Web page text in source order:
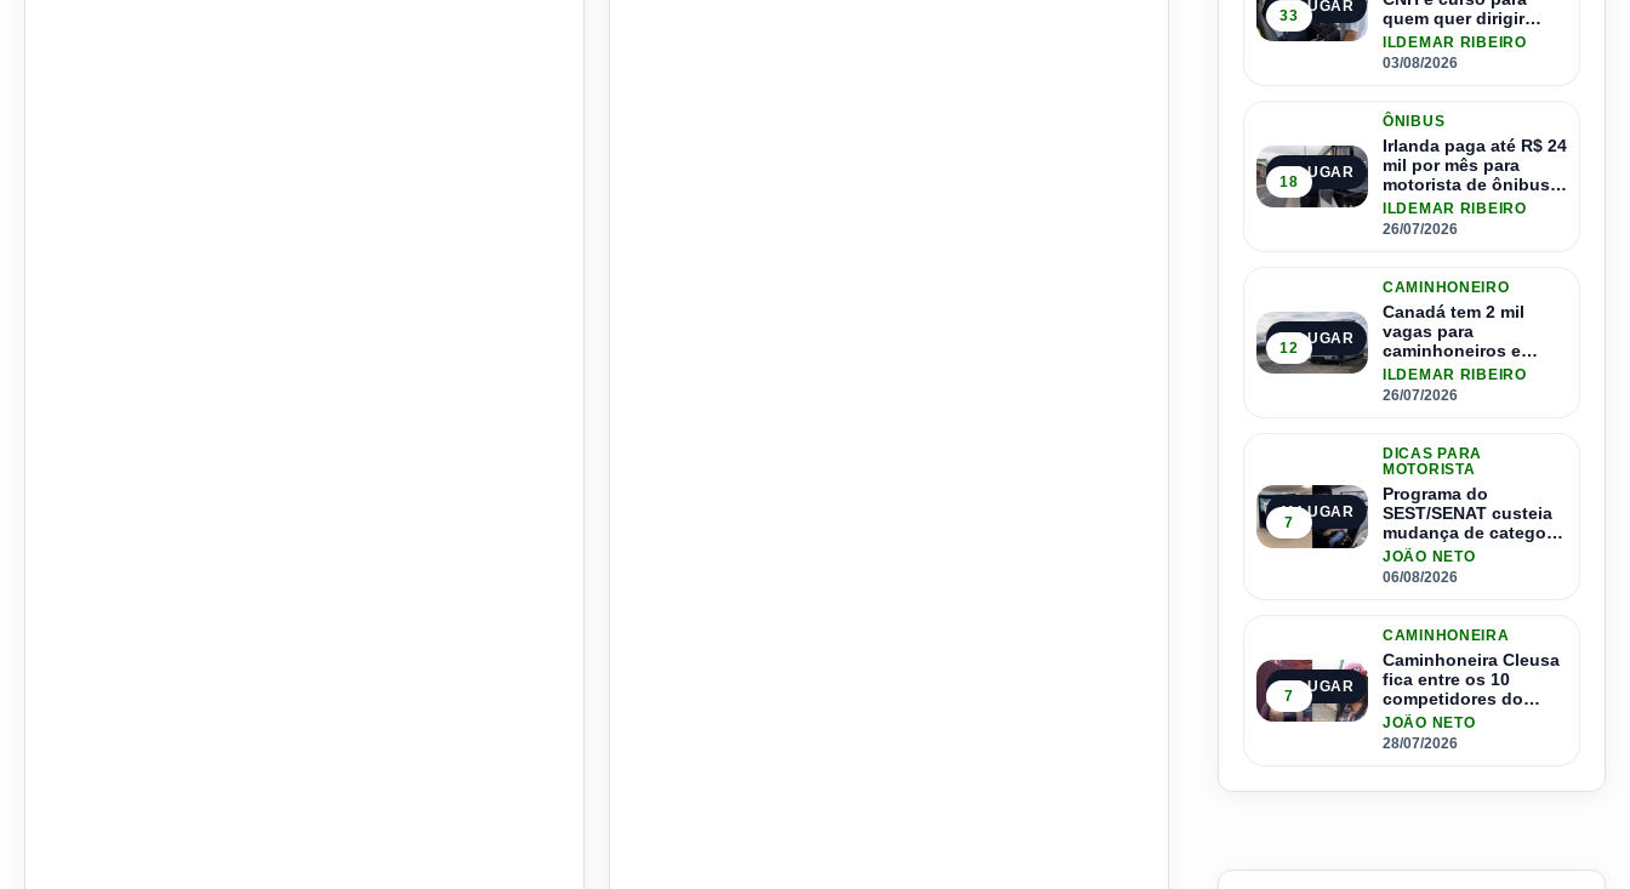
1º LUGAR
33
quem quer dirigir
ônibus
ILDEMAR RIBEIRO
03/08/2026
2º LUGAR
18
ÔNIBUS
Irlanda paga até R$ 24
mil por mês para
motorista de ônibus e
pode contratar até
1.500 motoristas
ILDEMAR RIBEIRO
26/07/2026
3º LUGAR
12
CAMINHONEIRO
Canadá tem 2 mil
vagas para
caminhoneiros e
salário de até R$ 24
mil por mês
ILDEMAR RIBEIRO
26/07/2026
4º LUGAR
7
DICAS PARA
MOTORISTA
Programa do
SEST/SENAT custeia
mudança de categoria
da CNH; saiba como
se inscrever
JOÃO NETO
06/08/2026
5º LUGAR
7
CAMINHONEIRA
Caminhoneira Cleusa
fica entre os 10
competidores do
Master Driver Brasil
JOÃO NETO
28/07/2026